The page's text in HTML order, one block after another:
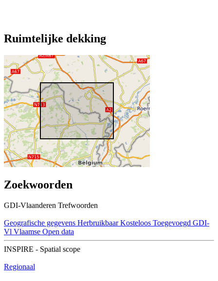
Ruimtelijke dekking
Zoekwoorden
GDI-Vlaanderen Trefwoorden
Geografische gegevens Herbruikbaar Kosteloos Toegevoegd GDI-
Vl Vlaamse Open data
INSPIRE - Spatial scope
Regionaal